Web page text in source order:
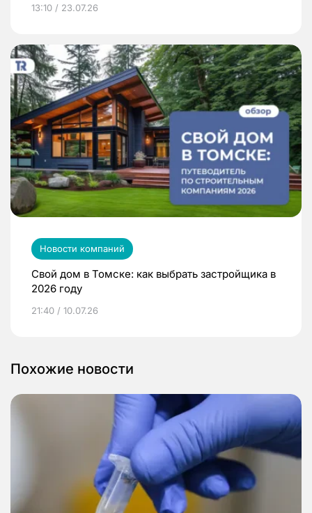
13:10 / 23.07.26
Новости компаний
Свой дом в Томске: как выбрать застройщика в
2026 году
21:40 / 10.07.26
Похожие новости